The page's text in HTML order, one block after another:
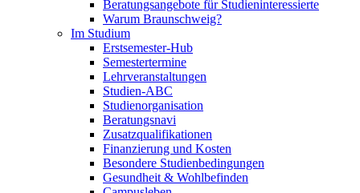
Beratungsangebote für Studieninteressierte
Warum Braunschweig?
Im Studium
Erstsemester-Hub
Semestertermine
Lehrveranstaltungen
Studien-ABC
Studienorganisation
Beratungsnavi
Zusatzqualifikationen
Finanzierung und Kosten
Besondere Studienbedingungen
Gesundheit & Wohlbefinden